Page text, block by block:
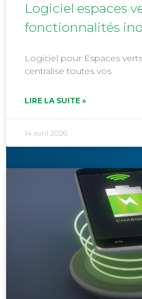
Logiciel espaces
fonctionnalités
Logiciel pour Espaces
centralise toutes vos
LIRE LA SUITE »
14 avril 2026